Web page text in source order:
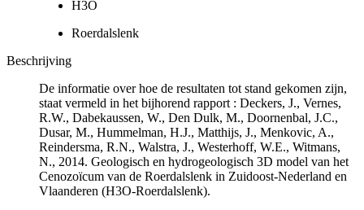
H3O
Roerdalslenk
Beschrijving
De informatie over hoe de resultaten tot stand gekomen zijn,
staat vermeld in het bijhorend rapport : Deckers, J., Vernes,
R.W., Dabekaussen, W., Den Dulk, M., Doornenbal, J.C.,
Dusar, M., Hummelman, H.J., Matthijs, J., Menkovic, A.,
Reindersma, R.N., Walstra, J., Westerhoff, W.E., Witmans,
N., 2014. Geologisch en hydrogeologisch 3D model van het
Cenozoïcum van de Roerdalslenk in Zuidoost-Nederland en
Vlaanderen (H3O-Roerdalslenk).